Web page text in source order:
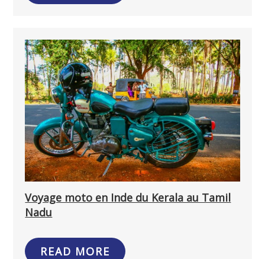
Voyage moto en Inde du Kerala au Tamil
Nadu
READ MORE